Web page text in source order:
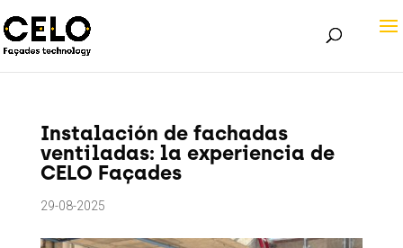
Instalación de fachadas
ventiladas: la experiencia de
CELO Façades
29-08-2025